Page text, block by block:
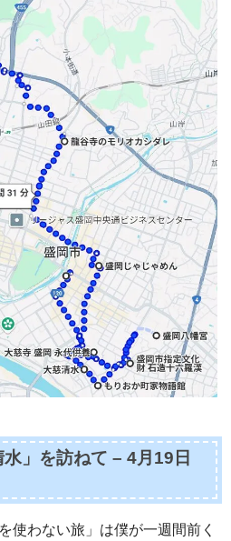
」を訪ねて – 4月19日
使わない旅」は僕が一週間前く